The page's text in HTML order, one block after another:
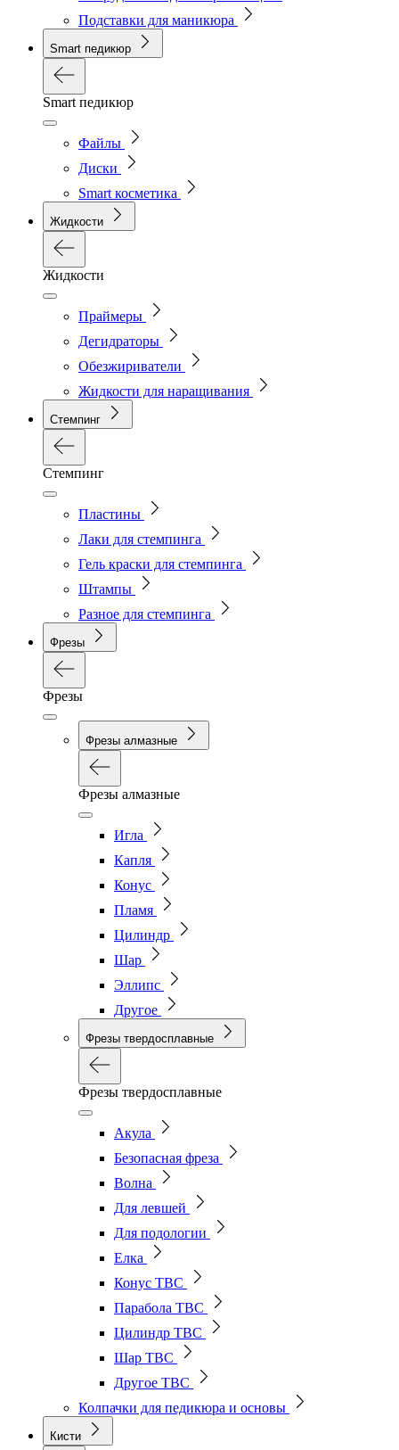
Подставки для маникюра
Smart педикюр
Smart педикюр
Файлы
Диски
Smart косметика
Жидкости
Жидкости
Праймеры
Дегидраторы
Обезжириватели
Жидкости для наращивания
Стемпинг
Стемпинг
Пластины
Лаки для стемпинга
Гель краски для стемпинга
Штампы
Разное для стемпинга
Фрезы
Фрезы
Фрезы алмазные
Фрезы алмазные
Игла
Капля
Конус
Пламя
Цилиндр
Шар
Эллипс
Другое
Фрезы твердосплавные
Фрезы твердосплавные
Акула
Безопасная фреза
Волна
Для левшей
Для подологии
Елка
Конус ТВС
Парабола ТВС
Цилиндр ТВС
Шар ТВС
Другое ТВС
Колпачки для педикюра и основы
Кисти